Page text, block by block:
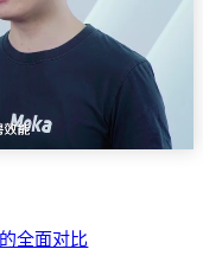
全面对比